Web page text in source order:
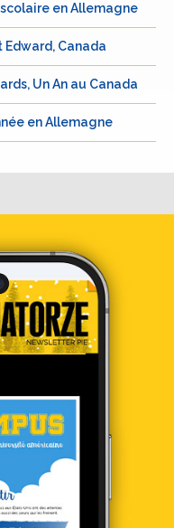
en Allemagne
Edward, Canada
Un An au Canada
en Allemagne